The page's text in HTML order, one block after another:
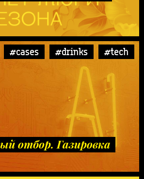
#cases #drinks #tech
отбор. Газировка